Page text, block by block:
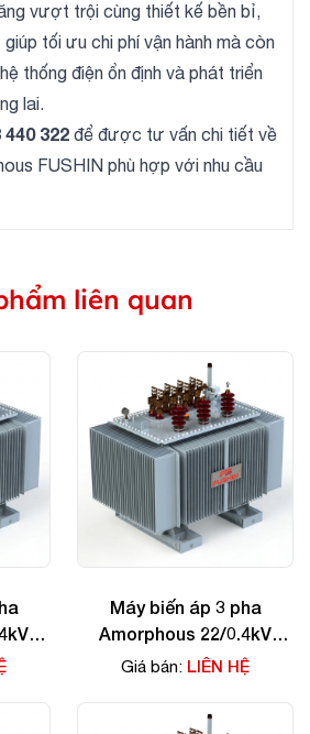
vượt trội cùng thiết kế bền bỉ,
tối ưu chi phí vận hành mà còn
thống điện ổn định và phát triển
lai.
440 322 để được tư vấn chi tiết về
FUSHIN phù hợp với nhu cầu
liên quan
Máy biến áp 3 pha
Amorphous 22/0.4kV
100KVA
Giá bán: LIÊN HỆ